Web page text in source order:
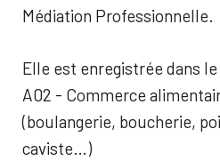
Médiation Professionnelle.
Elle est enregistrée dans
A02 - Commerce
(boulangerie, boucherie,
caviste…)